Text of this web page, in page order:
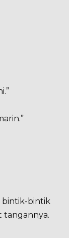
bintik-bintik
tangannya.